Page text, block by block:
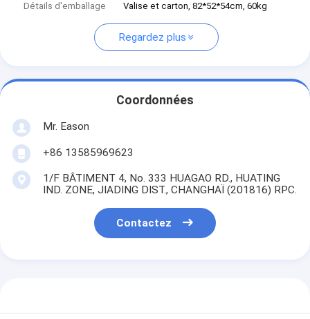
Détails d'emballage
Valise et carton, 82*52*54cm, 60kg
Regardez plus
Coordonnées
Mr. Eason
+86 13585969623
1/F BÂTIMENT 4, No. 333 HUAGAO RD., HUATING
IND. ZONE, JIADING DIST., CHANGHAÏ (201816) RPC.
Contactez